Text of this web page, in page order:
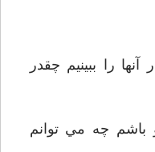
را ببينيم چقدر
باشم چه مي توانم